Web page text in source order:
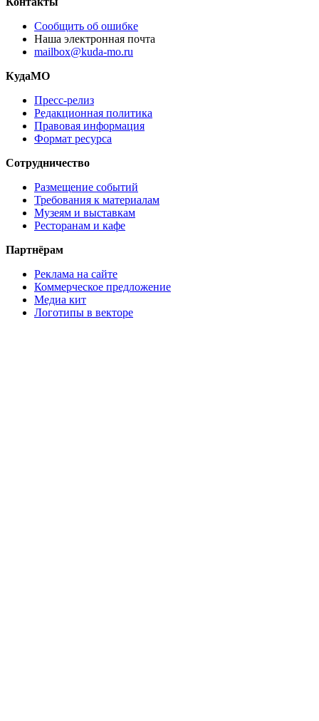
Сообщить об ошибке
Наша электронная почта
mailbox@kuda-mo.ru
КудаМО
Пресс-релиз
Редакционная политика
Правовая информация
Формат ресурса
Сотрудничество
Размещение событий
Требования к материалам
Музеям и выставкам
Ресторанам и кафе
Партнёрам
Реклама на сайте
Коммерческое предложение
Медиа кит
Логотипы в векторе